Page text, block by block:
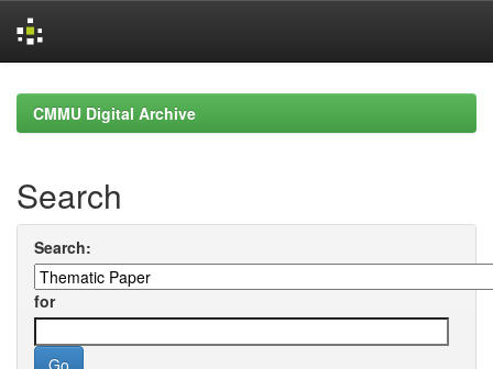
navigationCMMU Digital Archive
Search
Search:
for